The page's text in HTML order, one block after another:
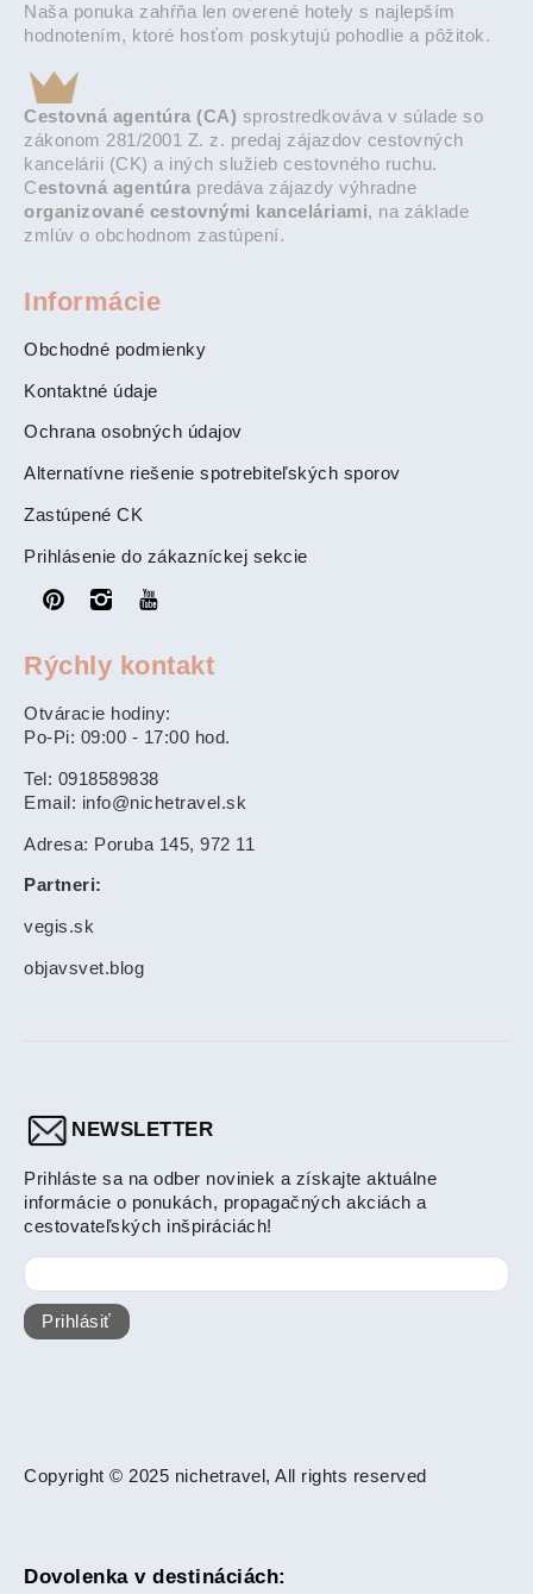
Naša ponuka zahŕňa len overené hotely s najlepším
hodnotením, ktoré hosťom poskytujú pohodlie a pôžitok.
Cestovná agentúra (CA) sprostredkováva v súlade so
zákonom 281/2001 Z. z. predaj zájazdov cestovných
kancelárii (CK) a iných služieb cestovného ruchu.
Cestovná agentúra predáva zájazdy výhradne
organizované cestovnými kanceláriami, na základe
zmlúv o obchodnom zastúpení.
Informácie
Obchodné podmienky
Kontaktné údaje
Ochrana osobných údajov
Alternatívne riešenie spotrebiteľských sporov
Zastúpené CK
Prihlásenie do zákazníckej sekcie
Rýchly kontakt
Otváracie hodiny:
Po-Pi: 09:00 - 17:00 hod.
Tel: 0918589838
Email: info@nichetravel.sk
Adresa: Poruba 145, 972 11
Partneri:
vegis.sk
objavsvet.blog
NEWSLETTER
Prihláste sa na odber noviniek a získajte aktuálne
informácie o ponukách, propagačných akciách a
cestovateľských inšpiráciách!
Prihlásiť
Copyright © 2025 nichetravel, All rights reserved
Dovolenka v destináciách: